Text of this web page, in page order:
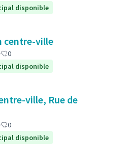
disponible
centre-ville
0
disponible
ville, Rue de
0
disponible